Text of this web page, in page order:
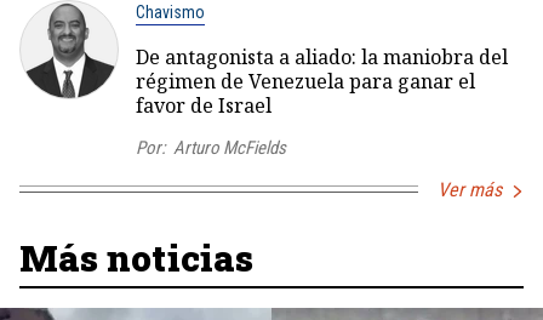
Chavismo
De antagonista a aliado: la maniobra del
régimen de Venezuela para ganar el
favor de Israel
Por: Arturo McFields
Ver más
Más noticias